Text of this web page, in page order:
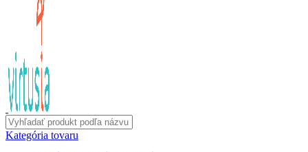
Kategória tovaru